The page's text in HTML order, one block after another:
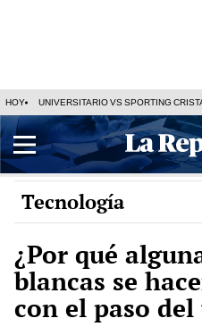
HOY UNIVERSITARIO VS SPORTING
Tecnología
¿Por qué
blancas se
con el paso